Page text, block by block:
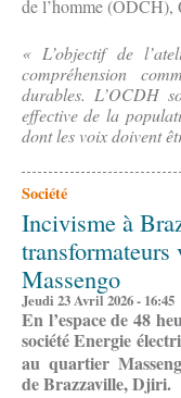
de l’homme (ODCH),
« L’objectif de
compréhension
durables. L’OCDH
effective de la
dont les voix doivent
Société
Incivisme à
transformateurs
Massengo
Jeudi 23 Avril 2026 - 16:45
En l’espace de 48
société Energie
au quartier
de Brazzaville, Djiri.